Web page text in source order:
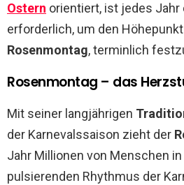
Ostern orientiert, ist jedes Jahr
erforderlich, um den
Rosenmontag, terminlich
Rosenmontag – das
Mit seiner langjährigen
der Karnevalssaison zieht der
Jahr Millionen von Menschen
pulsierenden Rhythmus der